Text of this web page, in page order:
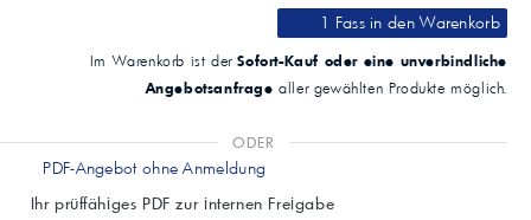
1 Fassin den Warenkorb
Im Warenkorb ist derSofort-Kauf oder eine unverbindliche
Angebotsanfrage aller gewählten Produkte möglich.
ODER
PDF-Angebot ohne Anmeldung
Ihr prüffähiges PDF zur internen Freigabe